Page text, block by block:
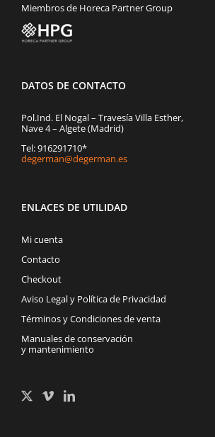
Miembros de Horeca Partner Group
DATOS DE CONTACTO
Pol.Ind. El Nogal – Travesía Villa Esther,
Nave 4 – Algete (Madrid)
Tel: 916291710*
degerman@degerman.es
ENLACES DE UTILIDAD
Mi cuenta
Contacto
Checkout
Aviso Legal y Política de Privacidad
Términos y Condiciones de venta
Manuales de conservación
y mantenimiento